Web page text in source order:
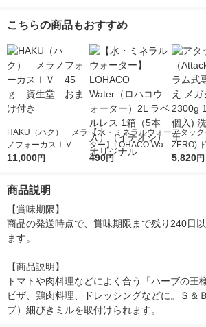
こちらの商品もおすすめ
HAKU（ハク） メラ
ノフォーカスＩＶ 4
5ｇ 資生堂 おまけ
11,000円
【水・ミネラルウォー
ター】LOHACO Wate
r（ロハコウォータ
490円
アタッ
ZERO)
詰め替え
5,820円
商品説明
【賞味期限】
商品の発送時点で、賞味期限まで残り240日
ます。
【商品説明】
トマトや肉料理などによく合う「ハーブの王
ピザ、鶏肉料理、ドレッシングなどに。Ｓ＆
ブ）細びきミルを取付けられます。